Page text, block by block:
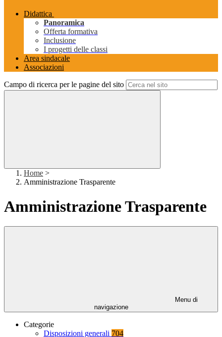
Didattica
Panoramica
Offerta formativa
Inclusione
I progetti delle classi
Area sindacale
Associazioni
Campo di ricerca per le pagine del sito
Home >
Amministrazione Trasparente
Amministrazione Trasparente
Menu di
navigazione
Categorie
Disposizioni generali 704